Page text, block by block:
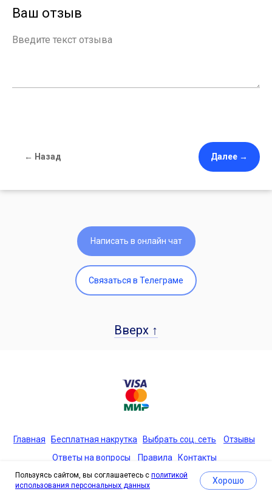
Ваш отзыв
← Назад Далее →
Написать в онлайн чат
Связаться в Телеграме
Вверх ↑
Главная Бесплатная накрутка Выбрать соц. сеть
Отзывы
Ответы на вопросы
Правила
Контакты
Конфиденциальность
Пользуясь сайтом, вы соглашаетесь с политикой
использования персональных данных
Хорошо